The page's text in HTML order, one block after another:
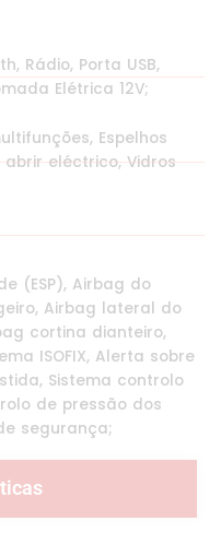
Rádio, Porta USB,
Elétrica 12V;
Espelhos
eléctrico, Vidros
(ESP), Airbag do
Airbag lateral do
cortina dianteiro,
ISOFIX, Alerta sobre
Sistema controlo
de pressão dos
segurança;